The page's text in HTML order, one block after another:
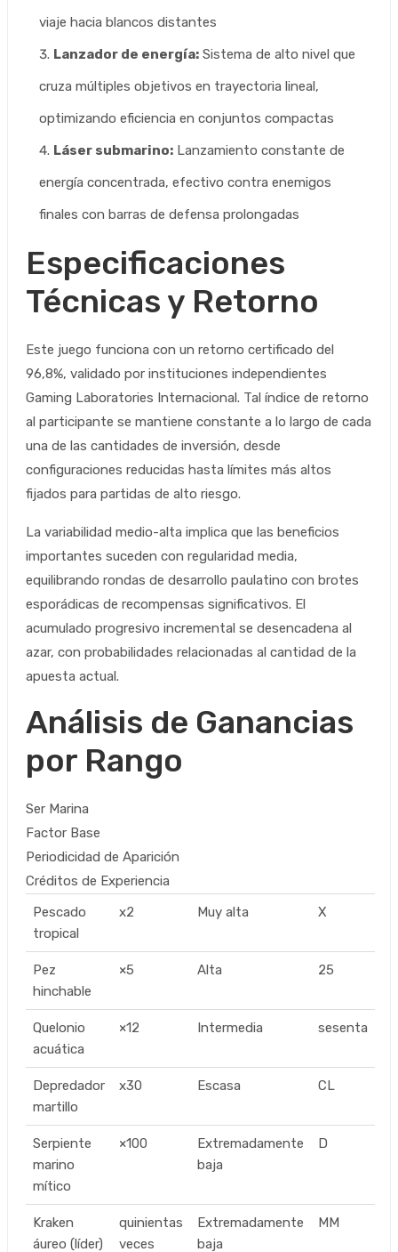
viaje hacia blancos distantes
Lanzador de energía: Sistema de alto nivel que
cruza múltiples objetivos en trayectoria lineal,
optimizando eficiencia en conjuntos compactas
Láser submarino: Lanzamiento constante de
energía concentrada, efectivo contra enemigos
finales con barras de defensa prolongadas
Especificaciones
Técnicas y Retorno
Este juego funciona con un retorno certificado del
96,8%, validado por instituciones independientes
Gaming Laboratories Internacional. Tal índice de retorno
al participante se mantiene constante a lo largo de cada
una de las cantidades de inversión, desde
configuraciones reducidas hasta límites más altos
fijados para partidas de alto riesgo.
La variabilidad medio-alta implica que las beneficios
importantes suceden con regularidad media,
equilibrando rondas de desarrollo paulatino con brotes
esporádicas de recompensas significativos. El
acumulado progresivo incremental se desencadena al
azar, con probabilidades relacionadas al cantidad de la
apuesta actual.
Análisis de Ganancias
por Rango
Ser Marina
Factor Base
Periodicidad de Aparición
Créditos de Experiencia
Pescado
tropical
x2 Muy alta X
Pez
hinchable
×5 Alta 25
Quelonio
acuática
×12 Intermedia sesenta
Depredador
martillo
x30 Escasa CL
Serpiente
marino
mítico
×100
Extremadamente
baja
D
Kraken
áureo (líder)
quinientas
veces
Extremadamente
baja
MM